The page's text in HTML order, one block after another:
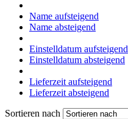
Name aufsteigend
Name absteigend
Einstelldatum aufsteigend
Einstelldatum absteigend
Lieferzeit aufsteigend
Lieferzeit absteigend
Sortieren nach